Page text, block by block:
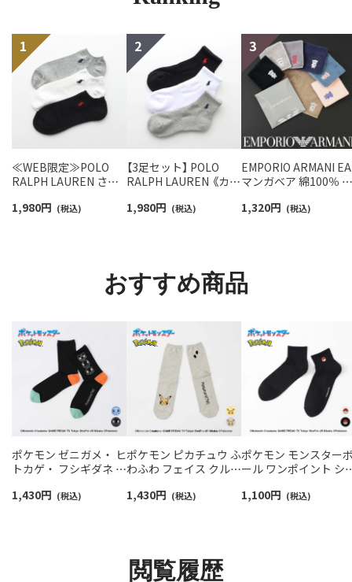
≪WEB限定≫POLO
RALPH LAUREN さら
スニーカー丈ソックス
1,980円 (税込)
【3足セット】 POLO
RALPH LAUREN 《カラ
ンポイントソックス シ
1,980円 (税込)
EMPORIO ARMANI EA
マンガベア 綿100％ ミ
最短翌日発送】
1,320円 (税込)
おすすめ商品
ポケモン ゼニガメ・ ヒ
トカゲ・ フシギダネ プ
アル ソックス メンズ
1,430円 (税込)
ポケモン ピカチュウ ふ
わふわ フェイス クルー
メンズ 日本製
1,430円 (税込)
ポケモン モンスター
ール ワンポイント シ
クス メンズ 02432202
1,100円 (税込)
閲覧履歴